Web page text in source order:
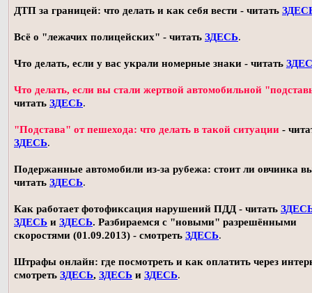
ДТП за границей: что делать и как себя вести - читать
Всё о "лежачих полицейских" - читать ЗДЕСЬ.
Что делать, если у вас украли номерные знаки - читать
Что делать, если вы стали жертвой автомобильной
читать ЗДЕСЬ.
"Подстава" от пешехода: что делать в такой ситуации -
ЗДЕСЬ.
Подержанные автомобили из-за рубежа: стоит ли овчинка
читать ЗДЕСЬ.
Как работает фотофиксация нарушений ПДД - читать
ЗДЕСЬ и ЗДЕСЬ. Разбираемся с "новыми" разрешёнными
скоростями (01.09.2013) - смотреть ЗДЕСЬ.
Штрафы онлайн: где посмотреть и как оплатить через
смотреть ЗДЕСЬ, ЗДЕСЬ и ЗДЕСЬ.